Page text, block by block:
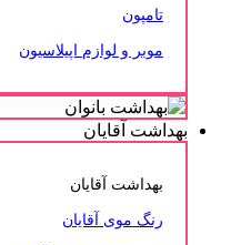
تامپون
موبر و لوازم اپیلاسیون
بهداشت آقایان
بهداشت آقایان
رنگ موی آقایان